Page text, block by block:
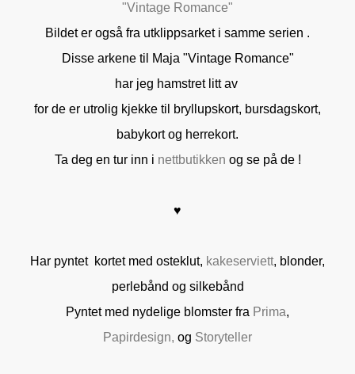
"Vintage Romance"
Bildet er også fra utklippsarket i samme serien .
Disse arkene til Maja "Vintage Romance"
har jeg hamstret litt av
for de er utrolig kjekke til bryllupskort, bursdagskort,
babykort og herrekort.
Ta deg en tur inn i nettbutikken og se på de !
♥
Har pyntet kortet med osteklut, kakeserviett, blonder,
perlebånd og silkebånd
Pyntet med nydelige blomster fra Prima,
Papirdesign, og Storyteller